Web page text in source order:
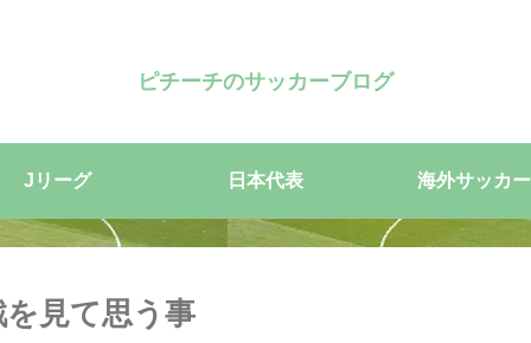
ピチーチのサッカーブログ
Jリーグ 日本代表 海外サッカー
見て思う事